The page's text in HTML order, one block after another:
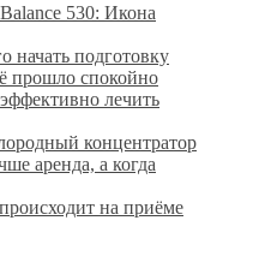
530: Икона
начать подготовку
прошло спокойно
лечить
концентратор
аренда, а когда
на приёме